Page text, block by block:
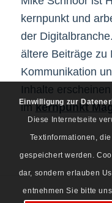
kernpunkt und
der
ältere Beiträge zu
Kommunikation
Inhalte
imkernpunkt
Einwilligung zur
Diese Internetseite
Textinformationen,
gespeichert werden.
dar, sondern erlauben
entnehmen Sie bitte